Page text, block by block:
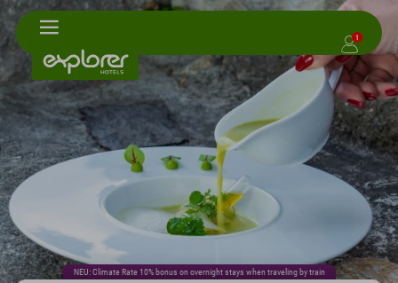
1
NEU: Climate Rate 10% bonus on overnight stays when traveling by train